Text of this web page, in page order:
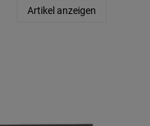
Artikel anzeigen